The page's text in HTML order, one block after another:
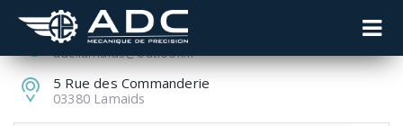
04 70 51 85 85
adc.lamaids@outlook.fr
5 Rue des Commanderie
03380 Lamaids